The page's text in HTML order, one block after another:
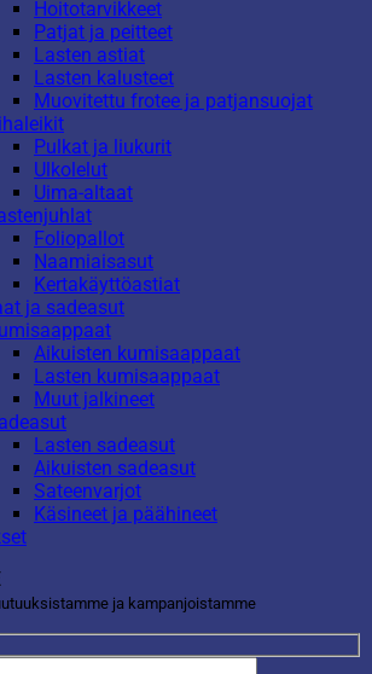
Hoitotarvikkeet
Patjat ja peitteet
Lasten astiat
Lasten kalusteet
Muovitettu frotee ja patjansuojat
Pulkat ja liukurit
Ulkolelut
Uima-altaat
Foliopallot
Naamiaisasut
Kertakäyttöastiat
ja sadeasut
Aikuisten kumisaappaat
Lasten kumisaappaat
Muut jalkineet
Lasten sadeasut
Aikuisten sadeasut
Sateenvarjot
Käsineet ja päähineet
ja kampanjoistamme